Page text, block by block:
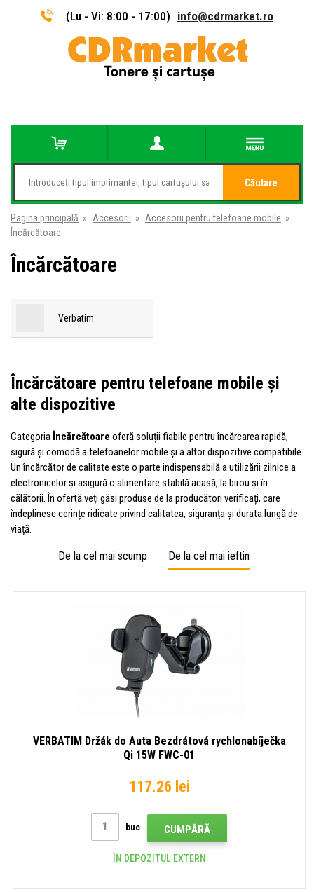
(Lu - Vi: 8:00 - 17:00) info@cdrmarket.ro
Căutare
Pagina principală » Accesorii » Accesorii pentru telefoane mobile »
Încărcătoare
Încărcătoare
Verbatim
Încărcătoare pentru telefoane mobile și
alte dispozitive
CategoriaÎncărcătoare oferă soluții fiabile pentru încărcarea rapidă,
sigură și comodă a telefoanelor mobile și a altor dispozitive compatibile.
Un încărcător de calitate este o parte indispensabilă a utilizării zilnice a
electronicelor și asigură o alimentare stabilă acasă, la birou și în
călătorii. În ofertă veți găsi produse de la producători verificați, care
îndeplinesc cerințe ridicate privind calitatea, siguranța și durata lungă de
viață.
De la cel mai scump De la cel mai ieftin
VERBATIM Držák do Auta Bezdrátová rychlonabíječka
Qi 15W FWC-01
117.26 lei
buc CUMPĂRĂ
ÎN DEPOZITUL EXTERN